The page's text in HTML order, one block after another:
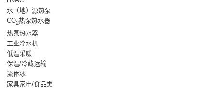
水（地）源热泵
CO2热泵热水器
热泵热水器
工业冷水机
低温采暖
保温/冷藏运输
流体冰
家具家电/食品类